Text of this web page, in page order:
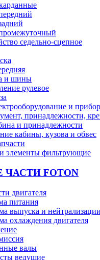
седельно-сцепное
и шины
рулевое
и
принадлежности,
и принадлежности
кабины, кузова и обвес
элементы фильтрующие
FOTON
двигателя
питания
выпуска и
охлаждения двигателя
валы
ведущие